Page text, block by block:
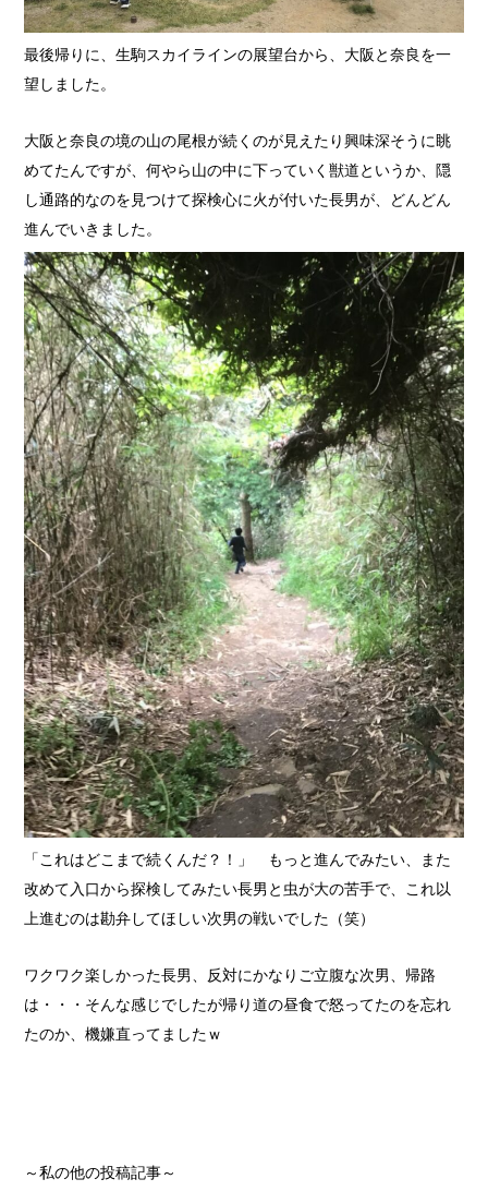
最後帰りに、生駒スカイラインの展望台から、大阪と奈良を一
望しました。
大阪と奈良の境の山の尾根が続くのが見えたり興味深そうに眺
めてたんですが、何やら山の中に下っていく獣道というか、隠
し通路的なのを見つけて探検心に火が付いた長男が、どんどん
進んでいきました。
「これはどこまで続くんだ？！」 もっと進んでみたい、また
改めて入口から探検してみたい長男と虫が大の苦手で、これ以
上進むのは勘弁してほしい次男の戦いでした（笑）
ワクワク楽しかった長男、反対にかなりご立腹な次男、帰路
は・・・そんな感じでしたが帰り道の昼食で怒ってたのを忘れ
たのか、機嫌直ってましたｗ
～私の他の投稿記事～